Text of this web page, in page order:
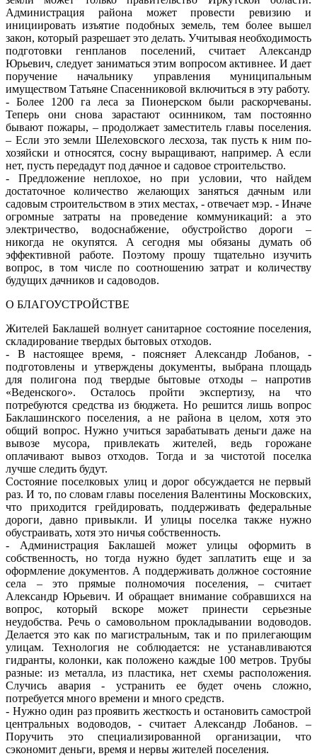
Администрация района может провести ревизию и
инициировать изъятие подобных земель, тем более вышел
закон, который разрешает это делать. Учитывая необходимость
подготовки генпланов поселений, считает Александр
Юрьевич, следует заниматься этим вопросом активнее. И дает
поручение начальнику управления муниципальным
имуществом Татьяне Спасенниковой включиться в эту работу.
- Более 1200 га леса за Пионерском были раскорчеваны.
Теперь они снова зарастают осинником, там постоянно
бывают пожары, – продолжает заместитель главы поселения.
– Если это земли Шелеховского лесхоза, так пусть к ним по-
хозяйски и относятся, сосну выращивают, например. А если
нет, пусть передадут под дачное и садовое строительство.
- Предложение неплохое, но при условии, что найдем
достаточное количество желающих заняться дачным или
садовым строительством в этих местах, - отвечает мэр. - Иначе
огромные затраты на проведение коммуникаций: а это
электричество, водоснабжение, обустройство дороги –
никогда не окупятся. А сегодня мы обязаны думать об
эффективной работе. Поэтому прошу тщательно изучить
вопрос, в том числе по соотношению затрат и количеству
будущих дачников и садоводов.
О БЛАГОУСТРОЙСТВЕ
Жителей Баклашей волнует санитарное состояние поселения,
складирование твердых бытовых отходов.
- В настоящее время, - поясняет Александр Лобанов, -
подготовлены и утверждены документы, выбрана площадь
для полигона под твердые бытовые отходы – напротив
«Веденского». Осталось пройти экспертизу, на что
потребуются средства из бюджета. Но решится лишь вопрос
Баклашинского поселения, а не района в целом, хотя это
общий вопрос. Нужно учиться зарабатывать деньги даже на
вывозе мусора, привлекать жителей, ведь горожане
оплачивают вывоз отходов. Тогда и за чистотой поселка
лучше следить будут.
Состояние поселковых улиц и дорог обсуждается не первый
раз. И то, по словам главы поселения Валентины Московских,
что приходится грейдировать, поддерживать федеральные
дороги, давно привыкли. И улицы поселка также нужно
обустраивать, хотя это ничья собственность.
- Администрация Баклашей может улицы оформить в
собственность, но тогда нужно будет заплатить еще и за
оформление документов. А поддерживать должное состояние
села – это прямые полномочия поселения, – считает
Александр Юрьевич. И обращает внимание собравшихся на
вопрос, который вскоре может принести серьезные
неудобства. Речь о самовольном прокладывании водоводов.
Делается это как по магистральным, так и по прилегающим
улицам. Технология не соблюдается: не устанавливаются
гидранты, колонки, как положено каждые 100 метров. Трубы
разные: из металла, из пластика, нет схемы расположения.
Случись авария - устранить ее будет очень сложно,
потребуется много времени и много средств.
- Нужно один раз проявить жесткость и остановить самострой
центральных водоводов, - считает Александр Лобанов. –
Поручить это специализированной организации, что
сэкономит деньги, время и нервы жителей поселения.